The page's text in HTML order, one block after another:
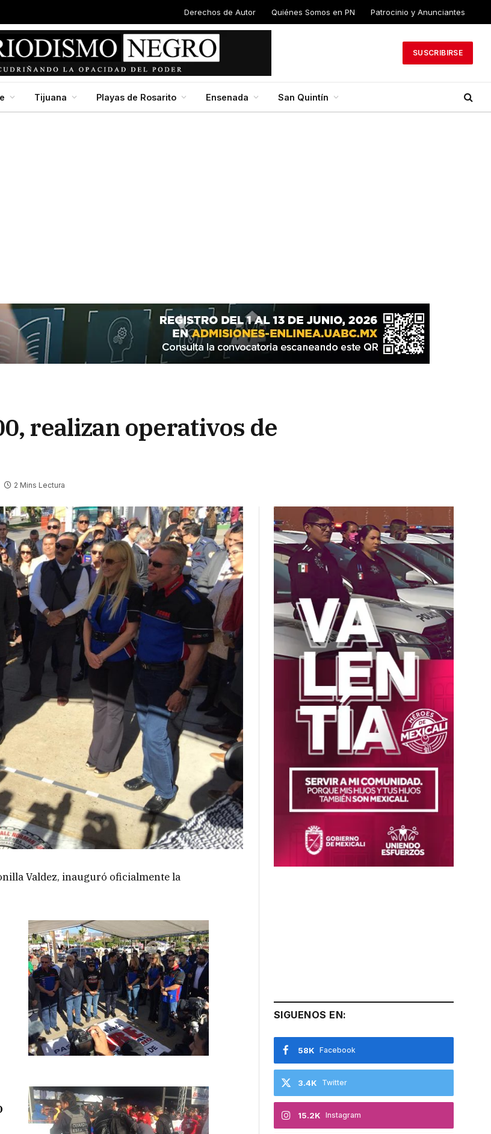
Derechos de Autor Quiénes Somos en PN Patrocinio y Anunciantes
SUSCRIBIRSE
Tijuana Playas de Rosarito Ensenada San Quintín
realizan operativos de
2 Mins Lectura
Valdez, inauguró oficialmente la
SIGUENOS EN:
Facebook
58K
Twitter
3.4K
Instagram
15.2K